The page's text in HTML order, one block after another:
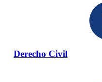
Derecho Civil